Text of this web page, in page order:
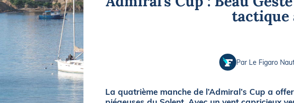
Equipements
LOISIRS
Glisse
tactique
Par Le Figaro
La quatrième manche de l’Admiral’s Cup a